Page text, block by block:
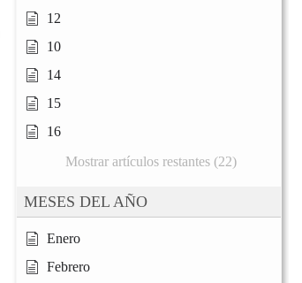
12
10
14
15
16
Mostrar artículos restantes (22)
MESES DEL AÑO
Enero
Febrero